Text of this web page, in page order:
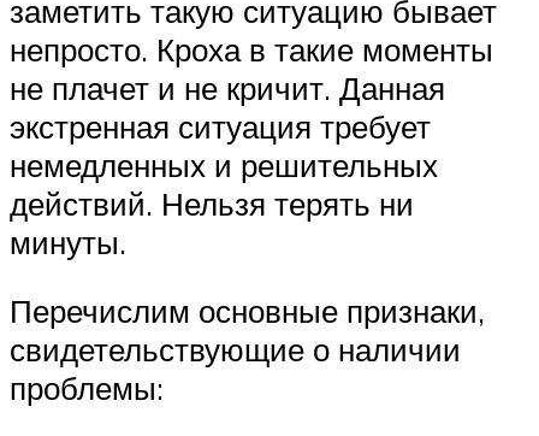
заметить такую ситуацию бывает
непросто. Кроха в такие моменты
не плачет и не кричит. Данная
экстренная ситуация требует
немедленных и решительных
действий. Нельзя терять ни
минуты.
Перечислим основные признаки,
свидетельствующие о наличии
проблемы: